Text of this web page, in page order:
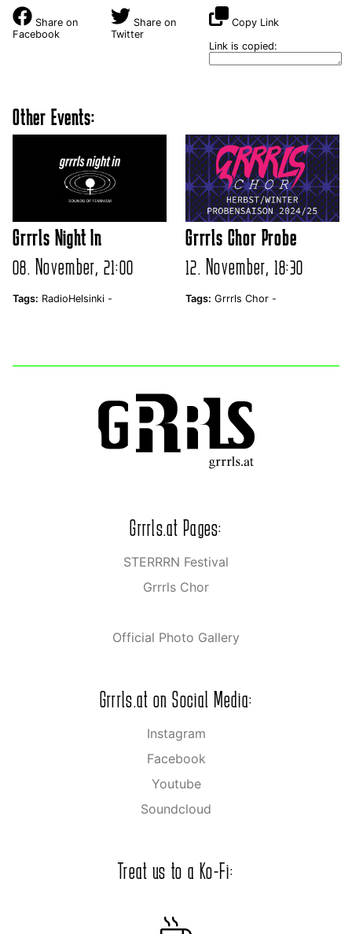
Share on
Facebook
Share on
Twitter
Copy Link
Link is copied:
Other Events:
Grrrls Night In
08. November, 21:00
Tags: RadioHelsinki -
Grrrls Chor Probe
12. November, 18:30
Tags: Grrrls Chor -
Grrrls.at Pages:
STERRRN Festival
Grrrls Chor
Official Photo Gallery
Grrrls.at on Social Media:
Instagram
Facebook
Youtube
Soundcloud
Treat us to a Ko-Fi: